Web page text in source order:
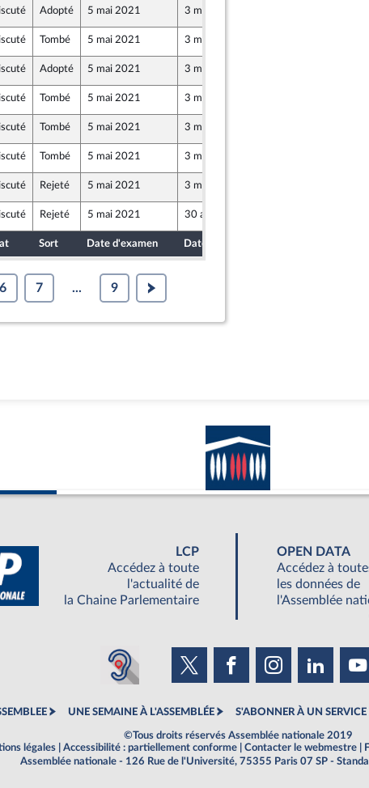
Adopté 5 mai 2021 3 mai 2021
Tombé 5 mai 2021 3 mai 2021
Adopté 5 mai 2021 3 mai 2021
Tombé 5 mai 2021 3 mai 2021
Tombé 5 mai 2021 3 mai 2021
Tombé 5 mai 2021 3 mai 2021
Rejeté 5 mai 2021 3 mai 2021
Rejeté 5 mai 2021 30 avril 2021
Sort Date d'examen Date de dépôt
6 7 ... 9
LCP
Accédez à toute
l'actualité de
la Chaine Parlementaire
OPEN DATA
Accédez à
les données de
l'Assemblée
UNE SEMAINE À L'ASSEMBLÉE S'ABONNER À UN SERVICE
©Tous droits réservés Assemblée nationale 2019
légales
Accessibilité : partiellement conforme Contacter le webmestre
Assemblée nationale - 126 Rue de l'Université, 75355 Paris 07 SP -